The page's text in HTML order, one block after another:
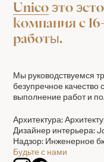
Unico это
компания с
работы.
Мы руководствуемся
безупречное качество
выполнение работ и
Архитектура:
Дизайнер интерьера:
Надзор: Инженерное
Будьте с нами